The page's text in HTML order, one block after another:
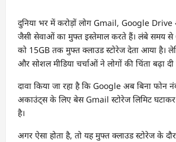
दुनिया भर में करोड़ों लोग Gmail, Google
जैसी सेवाओं का मुफ्त इस्तेमाल करते हैं। लंबे समय
को 15GB तक मुफ्त क्लाउड स्टोरेज देता आया है।
और सोशल मीडिया चर्चाओं ने लोगों की चिंता बढ़ा दी
दावा किया जा रहा है कि Google अब बिना फोन
अकाउंट्स के लिए बेस Gmail स्टोरेज लिमिट
है।
अगर ऐसा होता है, तो यह मुफ्त क्लाउड स्टोरेज के